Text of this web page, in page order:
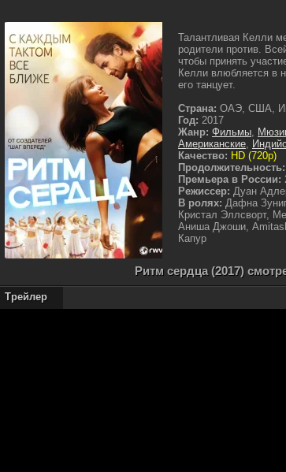
Талантливая Келли
родители против.
чтобы принять
Келли влюбляется в
его танцует.
Страна: ОАЭ, США,
Год: 2017
Жанр: Фильмы,
Американские,
Качество: HD (720p)
Продолжительность:
Премьера в России:
Режиссер: Дуан
В ролях: Дафна
Кристал Эллсворт,
Аниша Джоши,
Капур
Ритм сердца (2017)
Трейлер